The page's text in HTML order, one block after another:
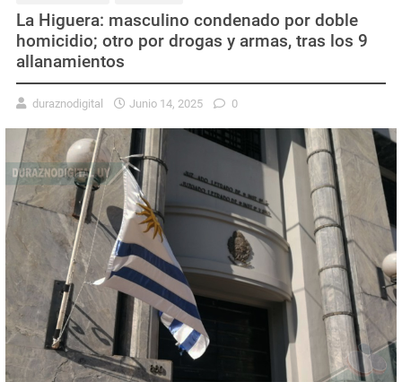
La Higuera: masculino condenado por doble
homicidio; otro por drogas y armas, tras los 9
allanamientos
duraznodigital Junio 14, 2025 0